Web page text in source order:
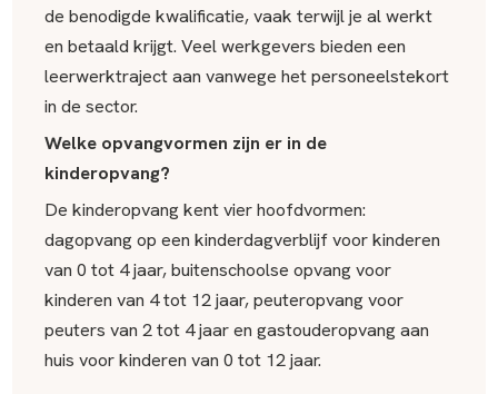
de benodigde kwalificatie, vaak terwijl je al werkt
en betaald krijgt. Veel werkgevers bieden een
leerwerktraject aan vanwege het personeelstekort
in de sector.
Welke opvangvormen zijn er in de
kinderopvang?
De kinderopvang kent vier hoofdvormen:
dagopvang op een kinderdagverblijf voor kinderen
van 0 tot 4 jaar, buitenschoolse opvang voor
kinderen van 4 tot 12 jaar, peuteropvang voor
peuters van 2 tot 4 jaar en gastouderopvang aan
huis voor kinderen van 0 tot 12 jaar.